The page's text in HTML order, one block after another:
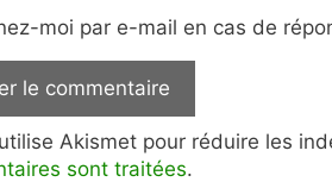
moi par e-mail en cas de
Akismet pour réduire les
sont traitées.